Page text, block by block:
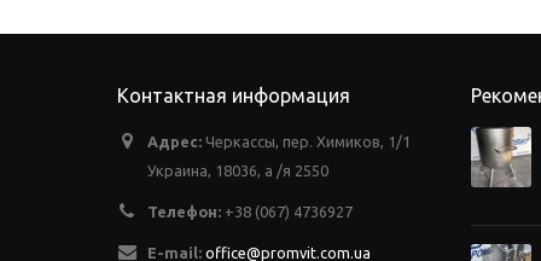
Контактная информация
Адрес: Черкассы, пер. Химиков, 1/1
Украина, 18036, а /я 2550
Телефон: +38 (067) 4736927
E-mail: office@promvit.com.ua